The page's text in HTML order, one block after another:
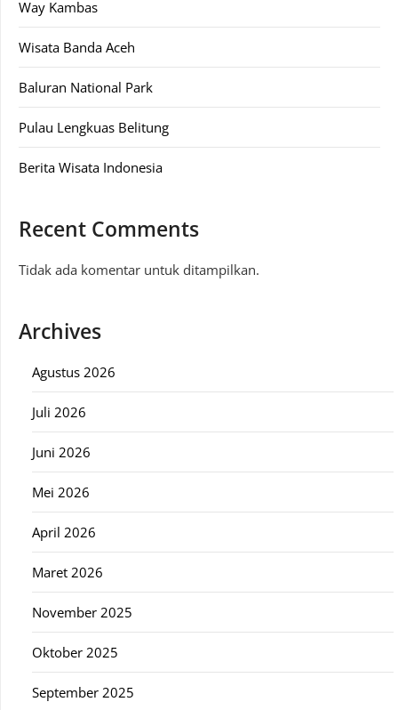
Way Kambas
Wisata Banda Aceh
Baluran National Park
Pulau Lengkuas Belitung
Berita Wisata Indonesia
Recent Comments
Tidak ada komentar untuk ditampilkan.
Archives
Agustus 2026
Juli 2026
Juni 2026
Mei 2026
April 2026
Maret 2026
November 2025
Oktober 2025
September 2025